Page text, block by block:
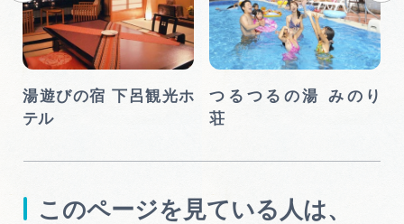
湯遊びの宿 下呂観光ホ
テル
つるつるの湯 みのり
荘
このページを見ている人は、